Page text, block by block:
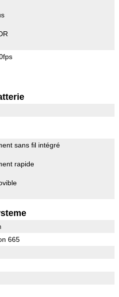
sans fil intégré
rapide
665